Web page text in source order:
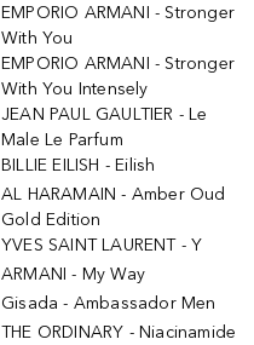
EMPORIO ARMANI - Stronger
With You
EMPORIO ARMANI - Stronger
With You Intensely
JEAN PAUL GAULTIER - Le
Male Le Parfum
BILLIE EILISH - Eilish
AL HARAMAIN - Amber Oud
Gold Edition
YVES SAINT LAURENT - Y
ARMANI - My Way
Gisada - Ambassador Men
THE ORDINARY - Niacinamide